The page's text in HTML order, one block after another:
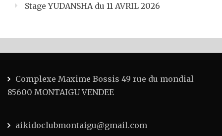
Stage YUDANSHA du 11 AVRIL 2026
Complexe Maxime Bossis 49 rue du mondial
85600 MONTAIGU VENDEE
aikidoclubmontaigu@gmail.com